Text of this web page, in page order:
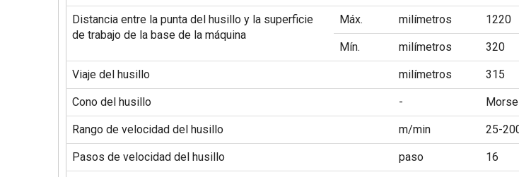
Distancia entre la punta del husillo y la superficie
de trabajo de la base de la máquina
Máx. milímetros 1220
Mín. milímetros 320
Viaje del husillo milímetros 315
Cono del husillo -
Rango de velocidad del husillo m/min 25-
Pasos de velocidad del husillo paso 16